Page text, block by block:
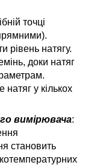
точці
рівень натягу.
доки натяг
у кількох
вимірювача:
становить